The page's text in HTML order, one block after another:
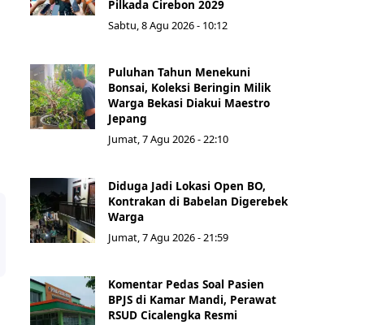
Pilkada Cirebon 2029
Sabtu, 8 Agu 2026 - 10:12
Puluhan Tahun Menekuni
Bonsai, Koleksi Beringin Milik
Warga Bekasi Diakui Maestro
Jepang
Jumat, 7 Agu 2026 - 22:10
Diduga Jadi Lokasi Open BO,
Kontrakan di Babelan Digerebek
Warga
Jumat, 7 Agu 2026 - 21:59
Komentar Pedas Soal Pasien
BPJS di Kamar Mandi, Perawat
RSUD Cicalengka Resmi